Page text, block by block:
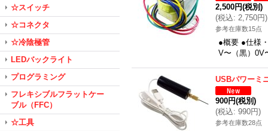
☆スイッチ
☆コネクタ
☆冷陰極管
LEDバックライト
プログラミング
フレキシブルフラットケー
ブル（FFC）
☆工具
2,500円(税別)
(税込: 2,750円)
参考在庫数15点
●概要 ●仕様
V〜（黒）0V
USBパワーミ
900円(税別)
(税込: 990円)
参考在庫数28点